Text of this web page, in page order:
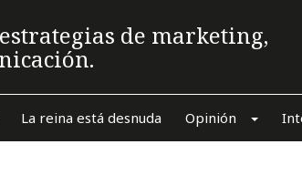
de marketing,
La reina está desnuda Opinión